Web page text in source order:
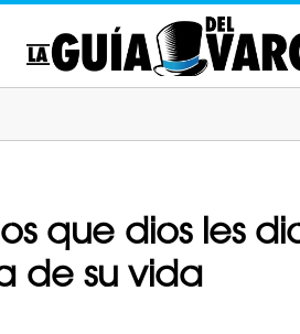
que dios les
de su vida